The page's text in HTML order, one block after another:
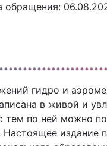
гидро и
в живой и
по ней можно
издание